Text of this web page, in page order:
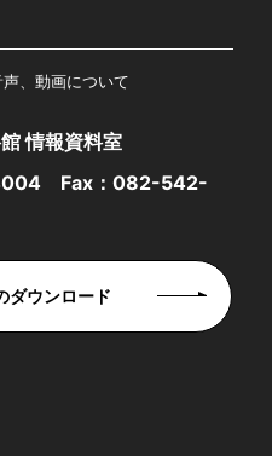
、動画について
情報資料室
Fax：082-542-
ダウンロード